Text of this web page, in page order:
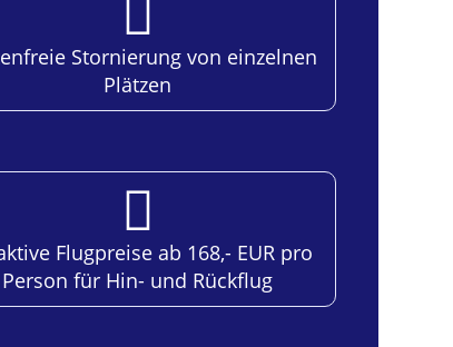
Stornierung von einzelnen
Plätzen
Flugpreise ab 168,- EUR pro
Person für Hin- und Rückflug